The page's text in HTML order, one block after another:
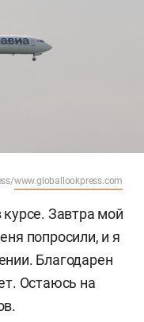
www.globallookpress.com
Завтра мой
попросили, и я
Благодарен
Остаюсь на